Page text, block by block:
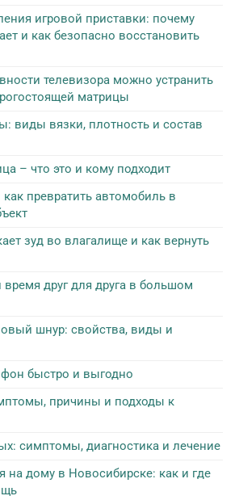
игровой приставки: почему
и как безопасно восстановить
телевизора можно устранить
матрицы
виды вязки, плотность и состав
– что это и кому подходит
как превратить автомобиль в
зуд во влагалище и как вернуть
время друг для друга в большом
шнур: свойства, виды и
быстро и выгодно
причины и подходы к
симптомы, диагностика и лечение
на дому в Новосибирске: как и где